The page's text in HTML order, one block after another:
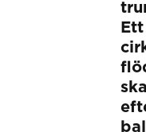
Ett